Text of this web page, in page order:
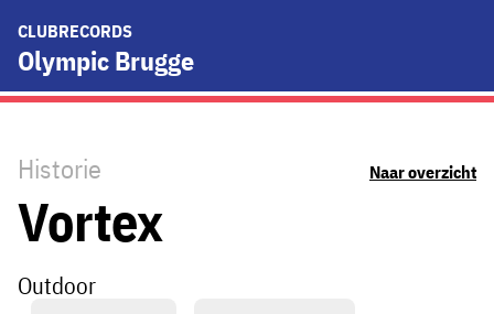
CLUBRECORDS
Olympic Brugge
Historie Naar overzicht
Vortex
Outdoor